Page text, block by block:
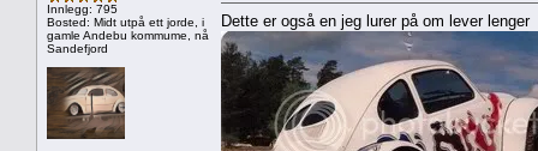
Innlegg: 795
Bosted: Midt utpå ett jorde, i
gamle Andebu kommume, nå
Sandefjord
Dette er også en jeg lurer på om lever lenger